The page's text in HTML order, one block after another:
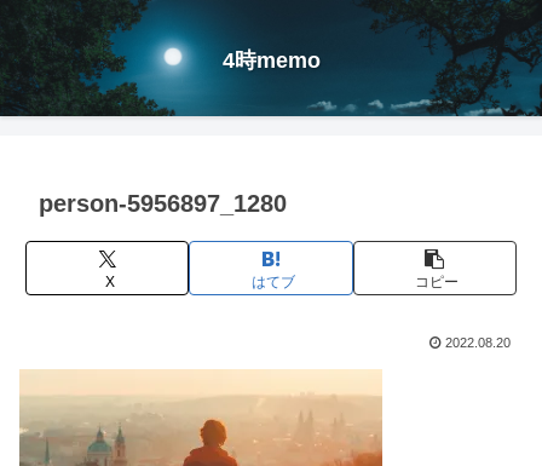
4時memo
person-5956897_1280
X はてブ コピー
2022.08.20